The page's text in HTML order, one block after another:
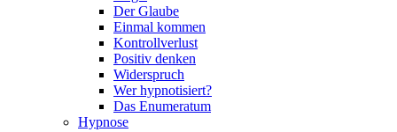
Der Glaube
Einmal kommen
Kontrollverlust
Positiv denken
Widerspruch
Wer hypnotisiert?
Das Enumeratum
Hypnose